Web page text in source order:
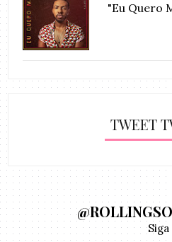
"Eu Quero
TWEET
Siga